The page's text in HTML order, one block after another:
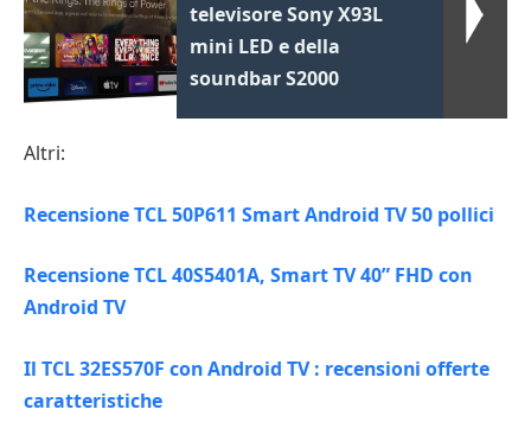
televisore Sony X93L
mini LED e della
soundbar S2000
Altri:
Recensione TCL 50P611 Smart Android TV 50 pollici
Recensione TCL 40S5401A, Smart TV 40” FHD con
Android TV
Il TCL 32ES570F con Android TV : recensioni offerte
caratteristiche